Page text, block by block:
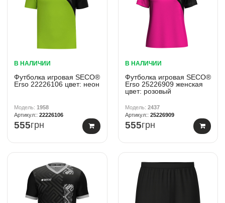
В НАЛИЧИИ
Футболка игровая SECO®
Erso 22226106 цвет: неон
1958
22226106
555грн
В НАЛИЧИИ
Футболка игровая SECO®
Erso 25226909 женская
цвет: розовый
2437
25226909
555грн